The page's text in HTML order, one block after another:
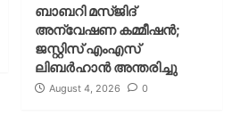
ബാബറി മസ്ജിദ്
അന്വേഷണ കമ്മീഷന്‍;
ജസ്റ്റിസ് എംഎസ്
ലിബര്‍ഹാന്‍ അന്തരിച്ചു
August 4, 2026 0